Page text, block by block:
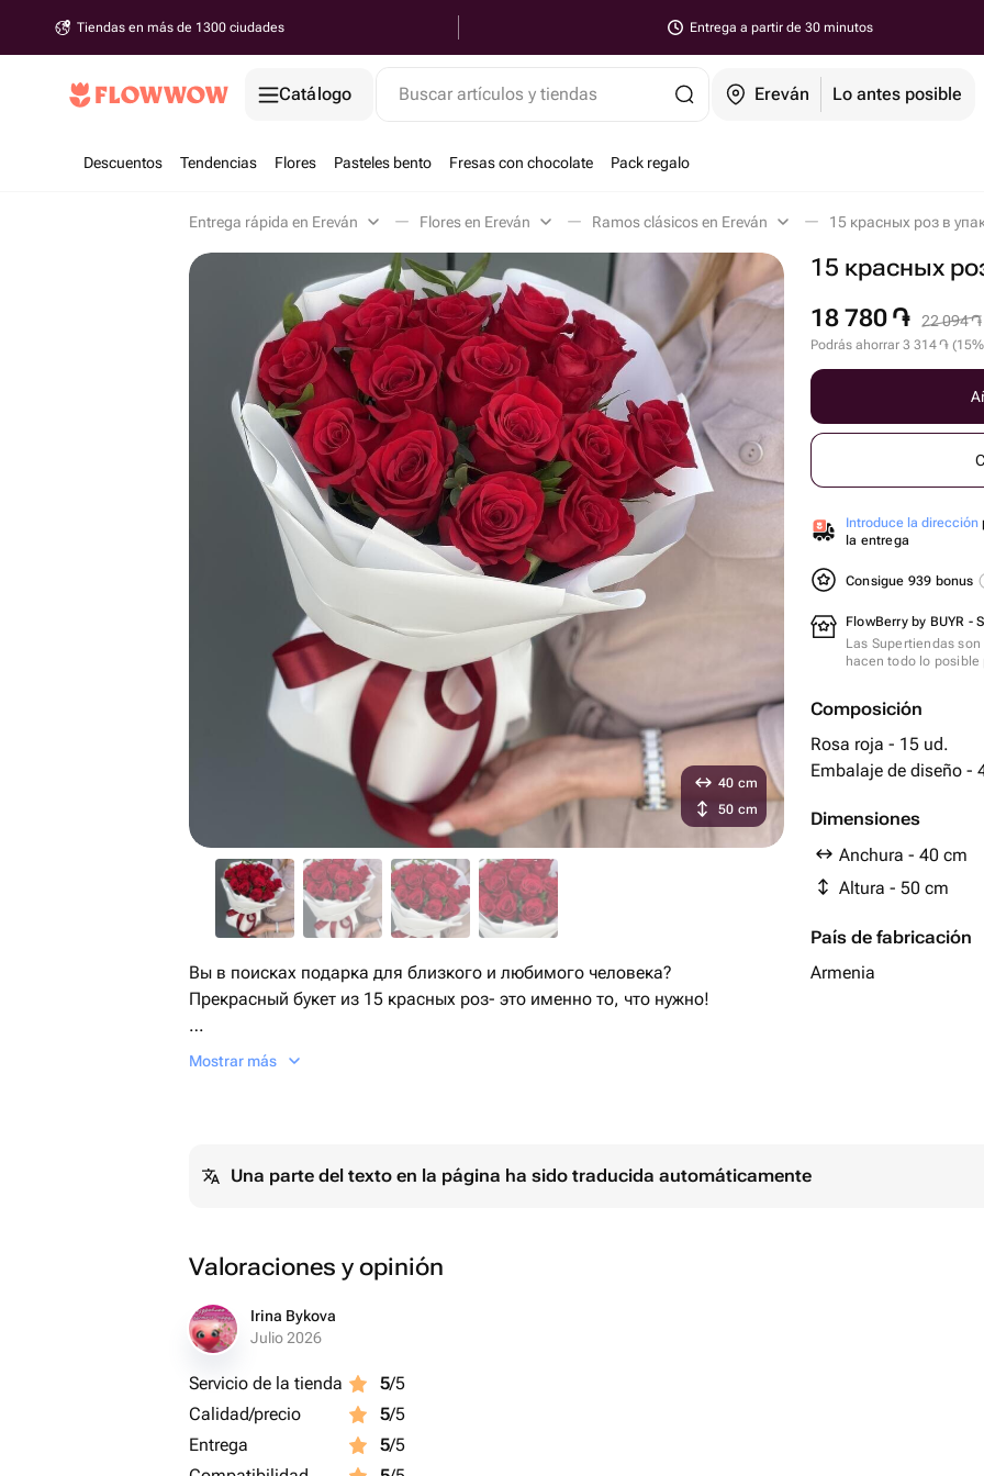
Tiendas en más de 1300 ciudades Entrega a partir de 30 minutos
Catálogo Buscar artículos y tiendas Ereván Lo antes posible
Descuentos Tendencias Flores Pasteles bento Fresas con chocolate Pack regalo
Entrega rápida en Ereván Flores en Ereván Ramos clásicos en Ereván 15 красных роз в
15 красных
18 780 ֏ 22 094֏
Podrás ahorrar 3 314֏ (15%
Introduce la dirección
la entrega
Consigue 939 bonus
FlowBerry by BUYR -
Las Supertiendas
hacen todo lo
Composición
Rosa roja - 15 ud.
Dimensiones
Anchura - 40 cm
Altura - 50 cm
País de fabricación
Armenia
40 cm
50 cm
Вы в поисках подарка для близкого и любимого человека?
Прекрасный букет из 15 красных роз- это именно то, что нужно!
Mostrar más
Una parte del texto en la página ha sido traducida automáticamente
Valoraciones y opinión
Irina Bykova
Julio 2026
Servicio de la tienda 5/5
Calidad/precio
5/5
Entrega
5/5